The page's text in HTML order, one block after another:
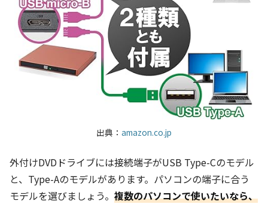
出典： amazon.co.jp
外付けDVDドライブには接続端子がUSB Type-Cのモデル
と、Type-Aのモデルがあります。パソコンの端子に合う
モデルを選びましょう。 複数のパソコンで使いたいなら、